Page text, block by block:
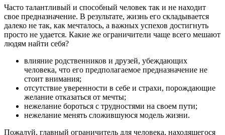
Часто талантливый и способный человек так и не находит
свое предназначение. В результате, жизнь его складывается
далеко не так, как мечталось, а важных успехов достигнуть
просто не удается. Какие же ограничители чаще всего мешают
людям найти себя?
влияние родственников и друзей, убеждающих
человека, что его предполагаемое предназначение не
стоит внимания;
отсутствие уверенности в себе и страхи, порождающие
желание отказаться от мечты;
нежелание бороться с трудностями на своем пути;
нежелание менять сложившуюся модель жизни.
Пожалуй, главный ограничитель для человека, находящегося